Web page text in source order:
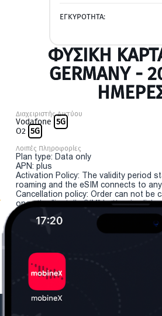
ΕΓΚΥΡΟΤΗΤΑ:
ΦΥΣΙΚΉ
GERMANY -
Διαχειριστής Δικτύου
Vodafone 5G
O2 5G
Λοιπές Πληροφορίες
Plan type: Data only
APN: plus
Activation Policy: The validity period
roaming and the eSIM connects to
Cancellation policy: Order can not be
once the "install eSIM" button is